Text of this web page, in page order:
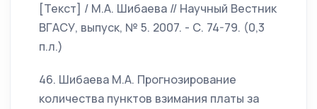
[Текст] / М.А. Шибаева // Научный Вестник
ВГАСУ, выпуск, № 5. 2007. - С. 74-79. (0,3
п.л.)
46. Шибаева М.А. Прогнозирование
количества пунктов взимания платы за